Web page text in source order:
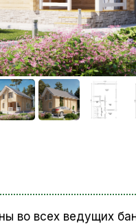
во всех ведущих